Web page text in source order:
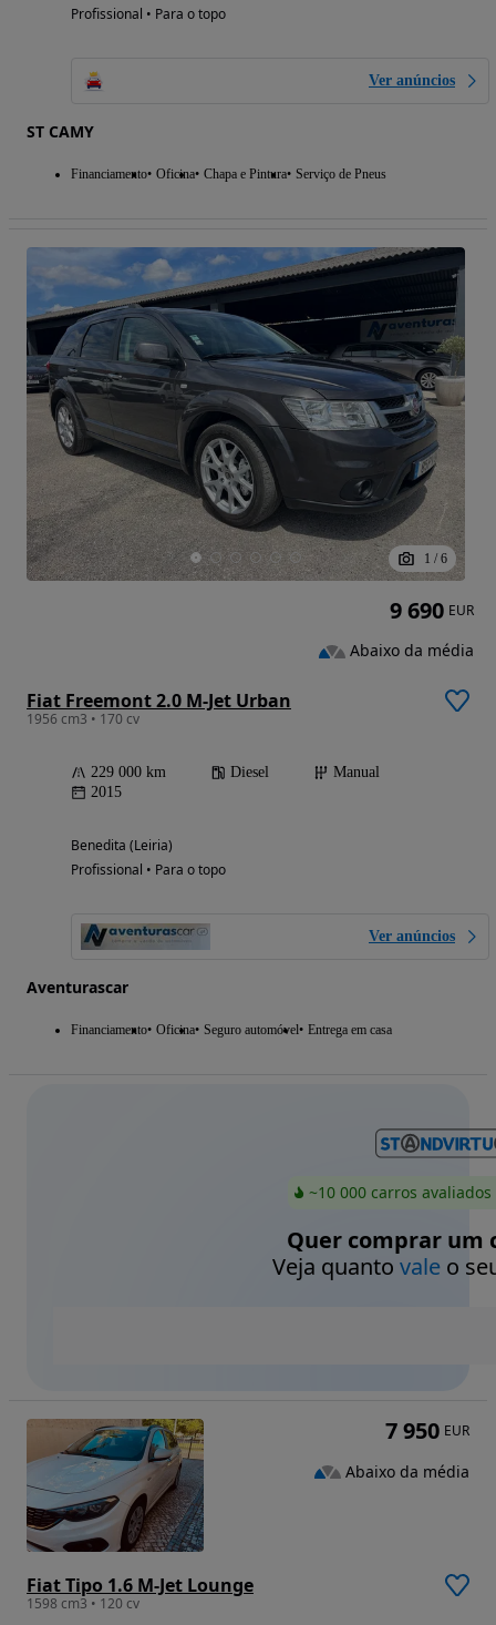
Profissional • Para o topo
Ver anúncios
ST CAMY
Financiamento Oficina Chapa e Pintura Serviço de Pneus
1 / 6
Fiat Freemont 2.0 M-Jet Urban
1956 cm3 • 170 cv
229 000 km Diesel
Manual
2015
Benedita (Leiria)
Profissional • Para o topo
Ver anúncios
Aventurascar
Financiamento Oficina Seguro automóvel Entrega em casa
9 690 EUR
Abaixo da média
~10 000 carros
Quer comprar um
Veja quanto valeo
Fiat Tipo 1.6 M-Jet Lounge
1598 cm3 • 120 cv
7 950 EUR
Abaixo da média